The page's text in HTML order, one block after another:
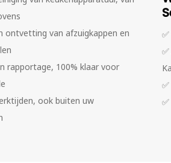
ontvetting van afzuigkappen en
rapportage, 100% klaar voor
ook buiten uw
✅
✅
✅
✅